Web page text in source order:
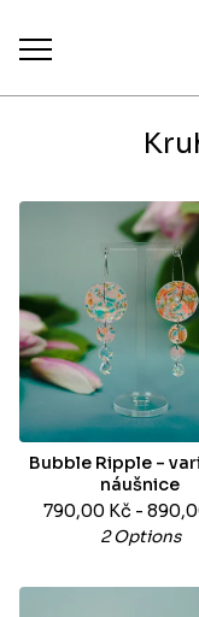
Bubble Ripple -
náušnice
790,00 Kč -
2 Options